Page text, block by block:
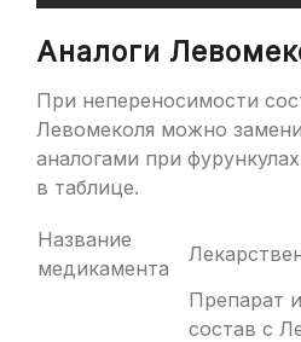
Аналоги
При непереносимости
Левомеколя можно
аналогами при
в таблице.
Название
медикамента
Препарат
состав с